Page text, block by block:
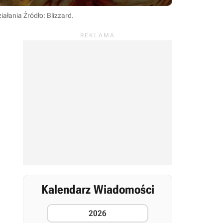
Źródło: Blizzard.
Kalendarz Wiadomości
2026